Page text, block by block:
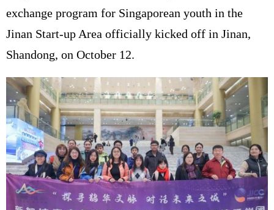
exchange program for Singaporean youth in the
Jinan Start-up Area officially kicked off in Jinan,
Shandong, on October 12.